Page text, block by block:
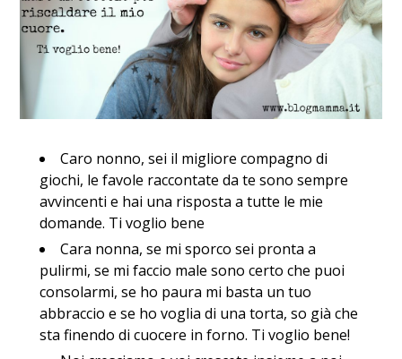
Caro nonno, sei il migliore compagno di
giochi, le favole raccontate da te sono sempre
avvincenti e hai una risposta a tutte le mie
domande. Ti voglio bene
Cara nonna, se mi sporco sei pronta a
pulirmi, se mi faccio male sono certo che puoi
consolarmi, se ho paura mi basta un tuo
abbraccio e se ho voglia di una torta, so già che
sta finendo di cuocere in forno. Ti voglio bene!